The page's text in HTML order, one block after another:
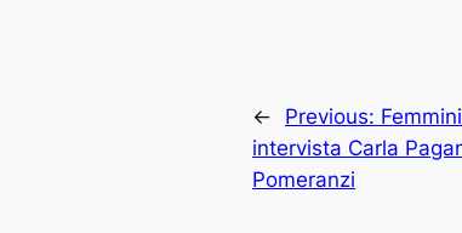
← Previous:
intervista Carla
Pomeranzi